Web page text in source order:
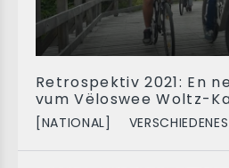
Retrospektiv 2021: En
vum Vëloswee Woltz-
[NATIONAL] VERSCHIEDENES